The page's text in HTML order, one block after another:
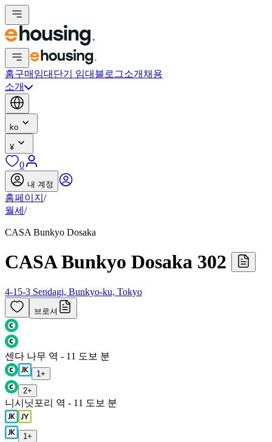
홈구매 임대 단기 임대 블로그소개 채용
소개
ko
¥
0
내 계정
홈페이지 /
월세 /
CASA Bunkyo Dosaka
CASA Bunkyo Dosaka 302
4-15-3 Sendagi, Bunkyo-ku, Tokyo
브로셔
센다 나무 역 - 11 도보 분
1 +
2+
니시닛포리 역 - 11 도보 분
1 +